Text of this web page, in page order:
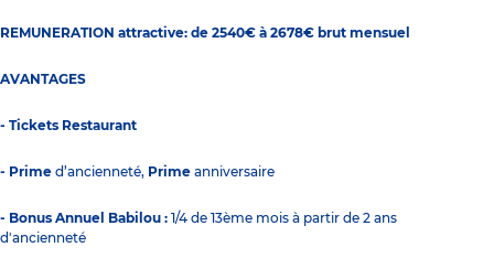
REMUNERATION attractive: de 2540€ à 2678€ brut mensuel
AVANTAGES
- Tickets Restaurant
- Prime d’ancienneté, Prime anniversaire
- Bonus Annuel Babilou : 1/4 de 13ème mois à partir de 2 ans
d'ancienneté